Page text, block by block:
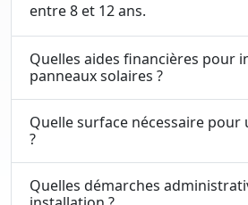
entre 8 et 12 ans.
Quelles aides financières pour
panneaux solaires ?
Quelle surface nécessaire pour
?
Quelles démarches